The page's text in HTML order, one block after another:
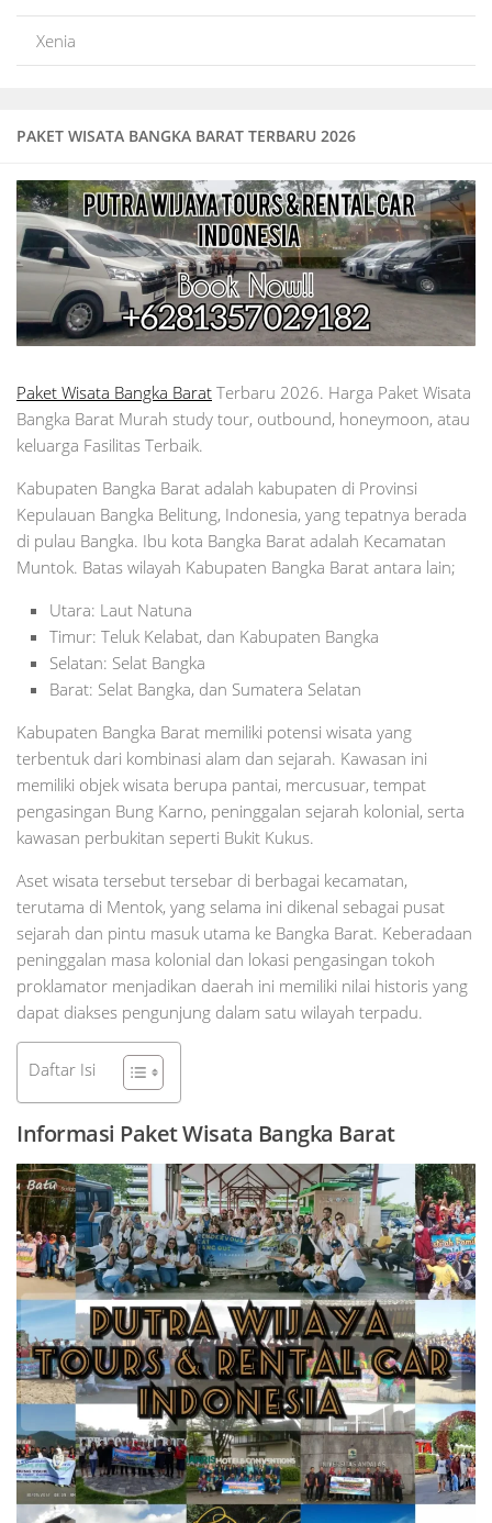
PAKET WISATA BANGKA BARAT TERBARU 2026
Paket Wisata Bangka Barat Terbaru 2026. Harga Paket Wisata
Bangka Barat Murah study tour, outbound, honeymoon, atau
keluarga Fasilitas Terbaik.
Kabupaten Bangka Barat adalah kabupaten di Provinsi
Kepulauan Bangka Belitung, Indonesia, yang tepatnya berada
di pulau Bangka. Ibu kota Bangka Barat adalah Kecamatan
Muntok. Batas wilayah Kabupaten Bangka Barat antara lain;
Utara: Laut Natuna
Timur: Teluk Kelabat, dan Kabupaten Bangka
Selatan: Selat Bangka
Barat: Selat Bangka, dan Sumatera Selatan
Kabupaten Bangka Barat memiliki potensi wisata yang
terbentuk dari kombinasi alam dan sejarah. Kawasan ini
memiliki objek wisata berupa pantai, mercusuar, tempat
pengasingan Bung Karno, peninggalan sejarah kolonial, serta
kawasan perbukitan seperti Bukit Kukus.
Aset wisata tersebut tersebar di berbagai kecamatan,
terutama di Mentok, yang selama ini dikenal sebagai pusat
sejarah dan pintu masuk utama ke Bangka Barat. Keberadaan
peninggalan masa kolonial dan lokasi pengasingan tokoh
proklamator menjadikan daerah ini memiliki nilai historis yang
dapat diakses pengunjung dalam satu wilayah terpadu.
Daftar Isi
Informasi Paket Wisata Bangka Barat
Xenia